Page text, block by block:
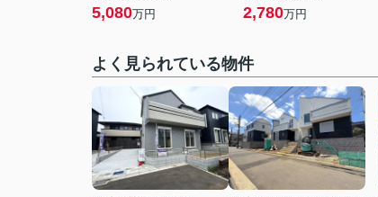
5,080万円 2,780万円
よく見られている物件